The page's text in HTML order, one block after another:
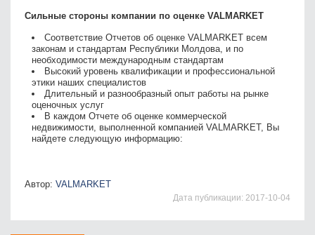
Сильные стороны компании по оценке VALMARKET
Соответствие Отчетов об оценке VALMARKET всем
законам и стандартам Республики Молдова, и по
необходимости международным стандартам
Высокий уровень квалификации и профессиональной
этики наших специалистов
Длительный и разнообразный опыт работы на рынке
оценочных услуг
В каждом Отчете об оценке коммерческой
недвижимости, выполненной компанией VALMARKET, Вы
найдете следующую информацию:
Автор: VALMARKET
Дата публикации: 2017-10-04